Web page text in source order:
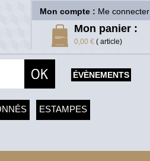
Mon compte : Me connecter
Mon panier :
0,00 € ( article)
ÉVÈNEMENTS
ESTAMPES